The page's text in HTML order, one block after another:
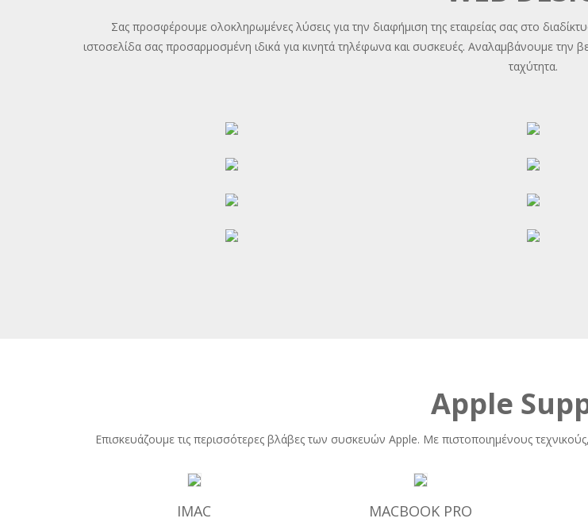
Σας προσφέρουμε ολοκληρωμένες λύσεις για την διαφήμιση της εταιρείας σας στο
ιστοσελίδα σας προσαρμοσμένη ιδικά για κινητά τηλέφωνα και συσκευές. Αναλαμβάνουμε την
ταχύτητα.
Apple
Επισκευάζουμε τις περισσότερες βλάβες των συσκευών Apple. Με πιστοποιημένους
IMAC MACBOOK PRO